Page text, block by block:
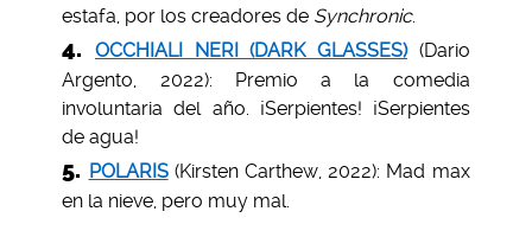
estafa, por los creadores de Synchronic.
OCCHIALI NERI (DARK GLASSES)(Dario
Argento, 2022): Premio a la comedia
involuntaria del año. ¡Serpientes! ¡Serpientes
de agua!
POLARIS(Kirsten Carthew, 2022): Mad max
en la nieve, pero muy mal.